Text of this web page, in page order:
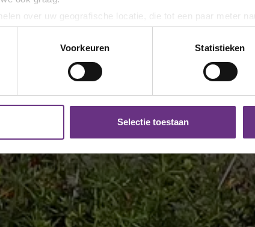
over uw geografische locatie, die tot een paar meter
door het actief te scannen op specifieke
gegevens worden verwerkt en stel uw
wijzigen of intrekken in de Cookieverklaring.
Ook delen we informatie over uw gebruik van onze
Deze partners kunnen deze gegevens combineren
elk moment wijzigen of intrekken via de cookieverklaring
linksonder op de pagina.
Voorkeuren Statistieken
Selectie toestaan